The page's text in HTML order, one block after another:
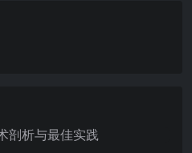
剖析与最佳实践